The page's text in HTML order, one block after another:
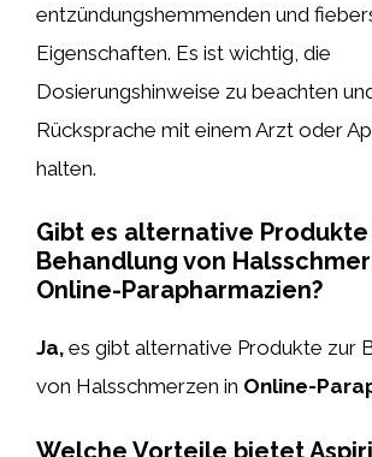
entzündungshemmenden und
Eigenschaften. Es ist wichtig, die
Dosierungshinweise zu beachten
Rücksprache mit einem Arzt oder
halten.
Gibt es alternative Produkte
Behandlung von
Online-Parapharmazien?
Ja, es gibt alternative Produkte zur
von Halsschmerzen in Online-
Welche Vorteile bietet